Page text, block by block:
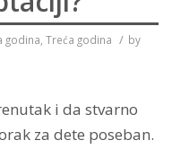
godina Treća godina / by
i da stvarno
za dete poseban.